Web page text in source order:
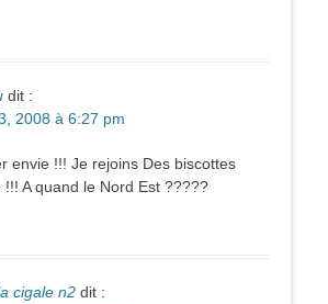
dit :
2008 à 6:27 pm
envie !!! Je rejoins Des biscottes
A quand le Nord Est ?????
cigale n2 dit :